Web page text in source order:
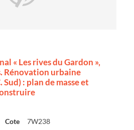
« Les rives du Gardon »,
Rénovation urbaine
: plan de masse et
Cote 7W238